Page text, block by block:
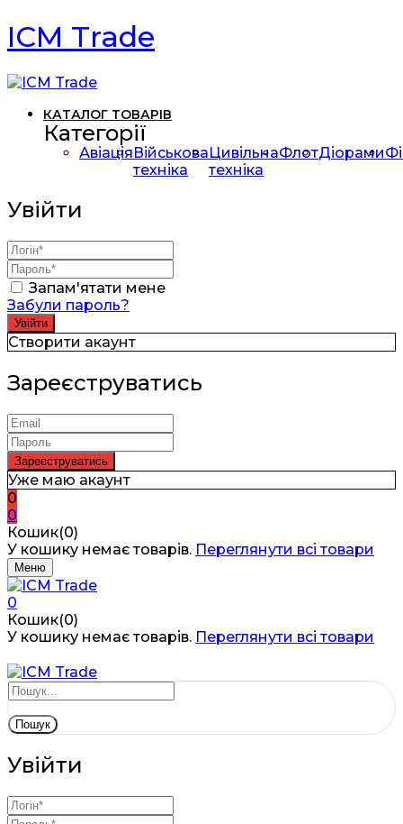
ICM Trade
КАТАЛОГ ТОВАРІВ
Категорії
АвіаціяВійськова
техніка
Цивільна
техніка
ФлотДіорами
Увійти
Запам'ятати мене
Забули пароль?
Створити акаунт
Зареєструватись
Уже маю акаунт
0
0
Кошик(0)
У кошику немає товарів. Переглянути всі товари
Меню
0
Кошик(0)
У кошику немає товарів. Переглянути всі товари
Пошук
Увійти